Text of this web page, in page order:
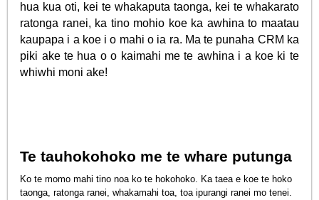
hua kua oti, kei te whakaputa taonga, kei te whakarato
ratonga ranei, ka tino mohio koe ka awhina to maatau
kaupapa i a koe i o mahi o ia ra. Ma te punaha CRM ka
piki ake te hua o o kaimahi me te awhina i a koe ki te
whiwhi moni ake!
Te tauhokohoko me te whare putunga
Ko te momo mahi tino noa ko te hokohoko. Ka taea e koe te hoko
taonga, ratonga ranei, whakamahi toa, toa ipurangi ranei mo tenei.